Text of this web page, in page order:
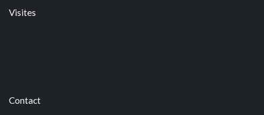
Visites
Contact